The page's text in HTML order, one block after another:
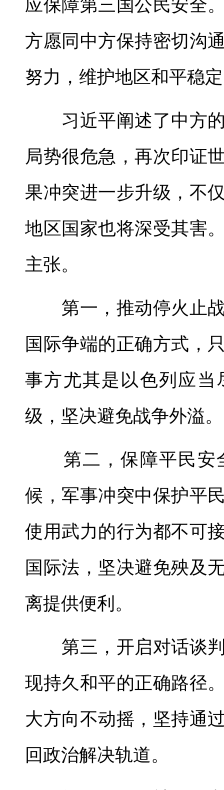
应保障第三国公民安全
方愿同中方保持密切沟
努力，维护地区和平稳
习近平阐述了中方的
局势很危急，再次印证
果冲突进一步升级，不
地区国家也将深受其害
主张。
第一，推动停火止战
国际争端的正确方式，
事方尤其是以色列应
级，坚决避免战争外溢。
第二，保障平民安
候，军事冲突中保护平
使用武力的行为都不可
国际法，坚决避免殃及
离提供便利。
第三，开启对话谈判
现持久和平的正确路径
大方向不动摇，坚持通
回政治解决轨道。